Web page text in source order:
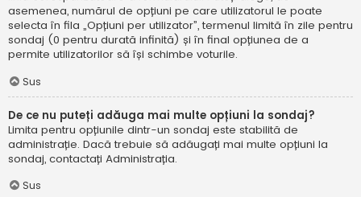
asemenea, numărul de opțiuni pe care utilizatorul le poate
selecta în fila „Opțiuni per utilizator”, termenul limită în zile pentru
sondaj (0 pentru durată infinită) și în final opțiunea de a
permite utilizatorilor să își schimbe voturile.
Sus
De ce nu puteți adăuga mai multe opțiuni la sondaj?
Limita pentru opțiunile dintr-un sondaj este stabilită de
administrație. Dacă trebuie să adăugați mai multe opțiuni la
sondaj, contactați Administrația.
Sus